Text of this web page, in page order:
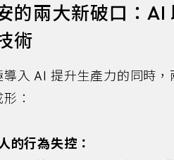
的兩大新破口：AI
術
導入 AI 提升生產力的同時，
：
的行為失控：